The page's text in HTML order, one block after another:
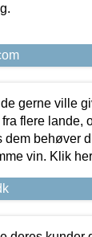
gerne ville
flere lande,
dem behøver
vin. Klik